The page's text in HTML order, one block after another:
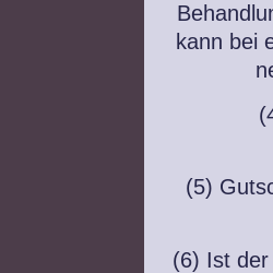
kann bei
(5)
(6) Ist